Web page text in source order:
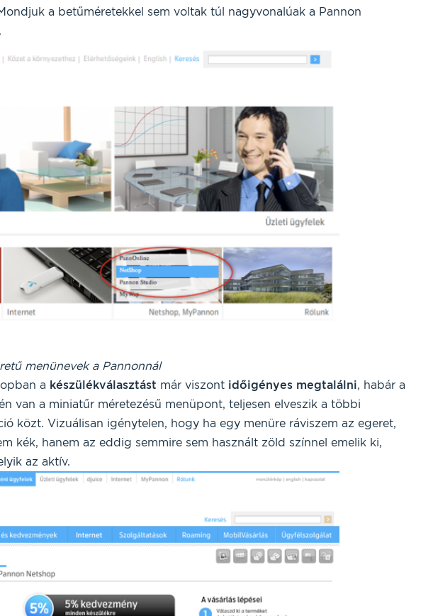
a betűméretekkel sem voltak túl nagyvonalúak a Pannon
menünevek a Pannonnál
a készülékválasztást már viszont időigényes megtalálni, habár a
van a miniatűr méretezésű menüpont, teljesen elveszik a többi
közt. Vizuálisan igénytelen, hogy ha egy menüre ráviszem az egeret,
kék, hanem az eddig semmire sem használt zöld színnel emelik ki,
az aktív.